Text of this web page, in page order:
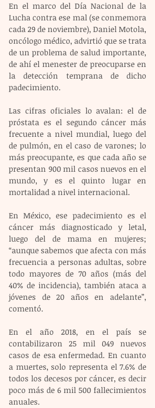
En el marco del Día Nacional de la
Lucha contra ese mal (se conmemora
cada 29 de noviembre), Daniel Motola,
oncólogo médico, advirtió que se trata
de un problema de salud importante,
de ahí el menester de preocuparse en
la detección temprana de dicho
padecimiento.
Las cifras oficiales lo avalan: el de
próstata es el segundo cáncer más
frecuente a nivel mundial, luego del
de pulmón, en el caso de varones; lo
más preocupante, es que cada año se
presentan 900 mil casos nuevos en el
mundo, y es el quinto lugar en
mortalidad a nivel internacional.
En México, ese padecimiento es el
cáncer más diagnosticado y letal,
luego del de mama en mujeres;
“aunque sabemos que afecta con más
frecuencia a personas adultas, sobre
todo mayores de 70 años (más del
40% de incidencia), también ataca a
jóvenes de 20 años en adelante”,
comentó.
En el año 2018, en el país se
contabilizaron 25 mil 049 nuevos
casos de esa enfermedad. En cuanto
a muertes, solo representa el 7.6% de
todos los decesos por cáncer, es decir
poco más de 6 mil 500 fallecimientos
anuales.